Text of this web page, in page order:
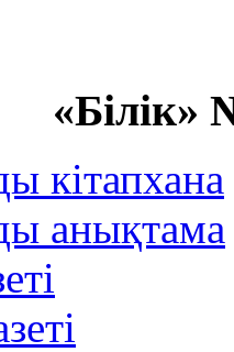
«Білік»
кітапхана
анықтама